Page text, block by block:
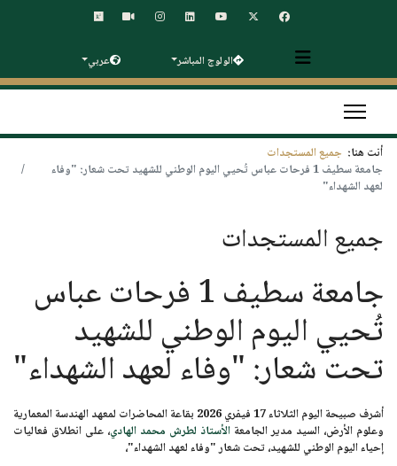
الولوج المباشر عربي
أنت هنا: جميع المستجدات
جامعة سطيف 1 فرحات عباس تُحيي اليوم الوطني للشهيد تحت شعار: "وفاء
لعهد الشهداء"
جميع المستجدات
جامعة سطيف 1 فرحات عباس
تُحيي اليوم الوطني للشهيد
تحت شعار: "وفاء لعهد الشهداء"
أشرف صبيحة اليومالثلاثاء 17 فيفري 2026
بقاعة المحاضرات لمعهد الهندسة المعمارية
وعلوم الأرض، السيد مدير الجامعة الأستاذ لطرش محمد الهادي، على انطلاق فعاليات
إحياء اليوم الوطني للشهيد، تحت شعار"وفاء لعهد الشهداء"،